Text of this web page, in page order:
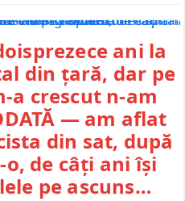
ani la
din țară, dar pe
a crescut n-am
— am aflat
din sat, după
de câți ani își
pe ascuns…